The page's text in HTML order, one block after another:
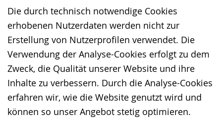
Die durch technisch notwendige Cookies
erhobenen Nutzerdaten werden nicht zur
Erstellung von Nutzerprofilen verwendet. Die
Verwendung der Analyse-Cookies erfolgt zu dem
Zweck, die Qualität unserer Website und ihre
Inhalte zu verbessern. Durch die Analyse-Cookies
erfahren wir, wie die Website genutzt wird und
können so unser Angebot stetig optimieren.